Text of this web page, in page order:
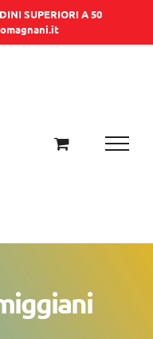
SUPERIORI A 50